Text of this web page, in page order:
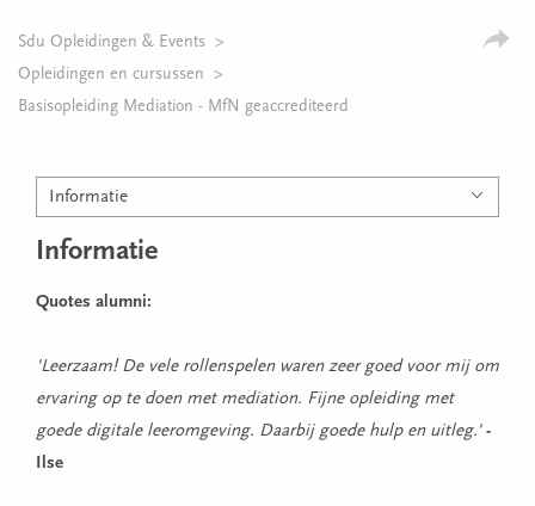
Sdu Opleidingen & Events
Opleidingen en cursussen
Basisopleiding Mediation - MfN geaccrediteerd
Informatie
Informatie
Quotes alumni:
'Leerzaam! De vele rollenspelen waren zeer goed voor mij om
ervaring op te doen met mediation. Fijne opleiding met
goede digitale leeromgeving. Daarbij goede hulp en uitleg.' -
Ilse